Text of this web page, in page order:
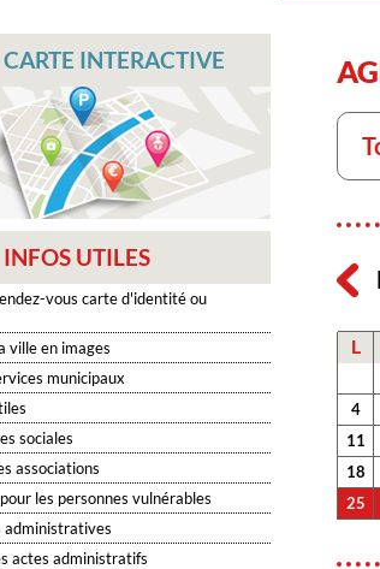
CARTE INTERACTIVE
INFOS UTILES
vous carte d'identité ou
ville en images
municipaux
sociales
associations
les personnes vulnérables
administratives
actes administratifs
L
4
11
18
25